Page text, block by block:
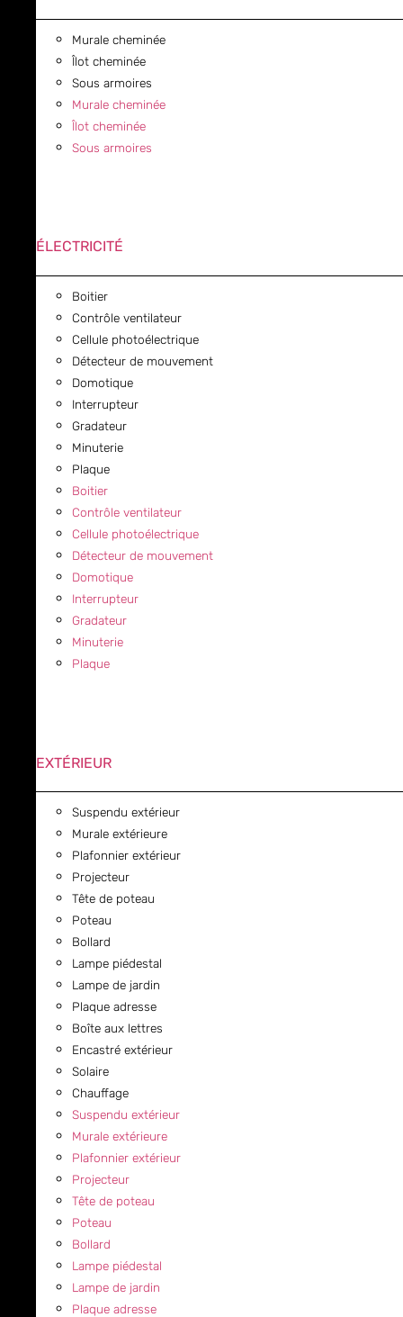
Murale cheminée
Îlot cheminée
Sous armoires
Murale cheminée
Îlot cheminée
Sous armoires
ÉLECTRICITÉ
Boitier
Contrôle ventilateur
Cellule photoélectrique
Détecteur de mouvement
Domotique
Interrupteur
Gradateur
Minuterie
Plaque
Boitier
Contrôle ventilateur
Cellule photoélectrique
Détecteur de mouvement
Domotique
Interrupteur
Gradateur
Minuterie
Plaque
EXTÉRIEUR
Suspendu extérieur
Murale extérieure
Plafonnier extérieur
Projecteur
Tête de poteau
Poteau
Bollard
Lampe piédestal
Lampe de jardin
Plaque adresse
Boîte aux lettres
Encastré extérieur
Solaire
Chauffage
Suspendu extérieur
Murale extérieure
Plafonnier extérieur
Projecteur
Tête de poteau
Poteau
Bollard
Lampe piédestal
Lampe de jardin
Plaque adresse